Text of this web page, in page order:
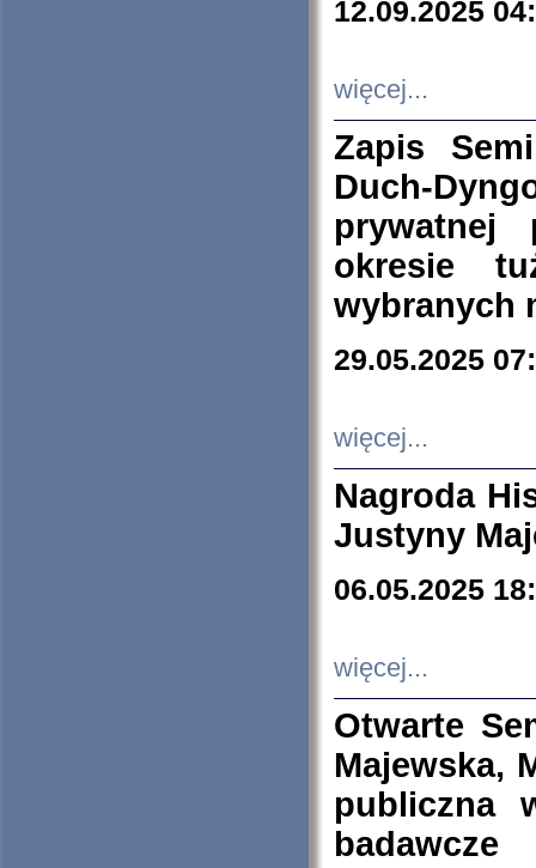
12.09.2025
więcej...
Zapis
Duch-
prywatnej
okresie
wybranych
29.05.2025
więcej...
Nagroda
Justyny
06.05.2025
więcej...
Otwarte
Majewska,
publiczna
badawcze